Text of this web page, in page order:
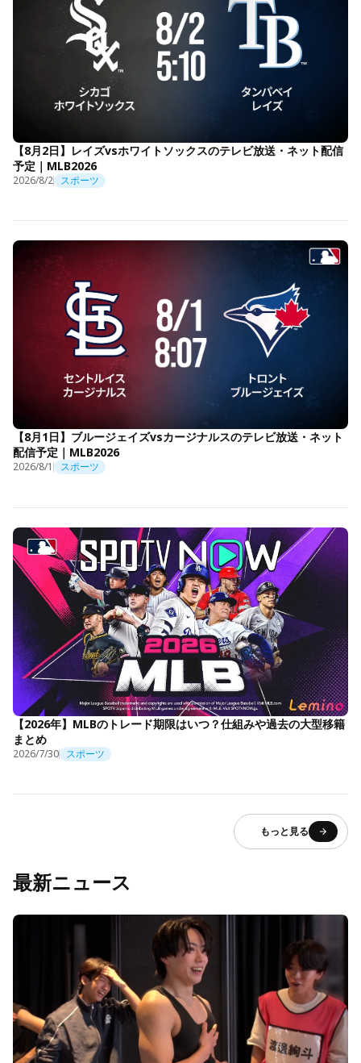
【8月2日】レイズvsホワイトソックスのテレビ放送・ネット配信
予定｜MLB2026
2026/8/2 スポーツ
【8月1日】ブルージェイズvsカージナルスのテレビ放送・ネット
配信予定｜MLB2026
2026/8/1 スポーツ
【2026年】MLBのトレード期限はいつ？仕組みや過去の大型移籍
まとめ
2026/7/30 スポーツ
もっと見る
最新ニュース